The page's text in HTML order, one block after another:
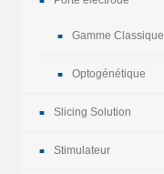
Gamme Classique
Optogénétique
Slicing Solution
Stimulateur